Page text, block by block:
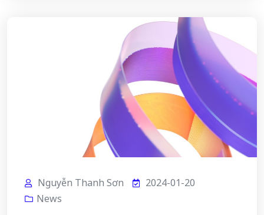
Nguyễn Thanh Sơn
2024-01-20
News